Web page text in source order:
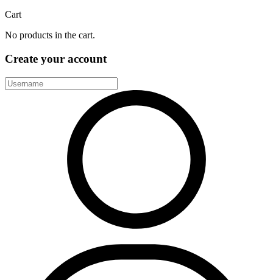
Cart
No products in the cart.
Create your account